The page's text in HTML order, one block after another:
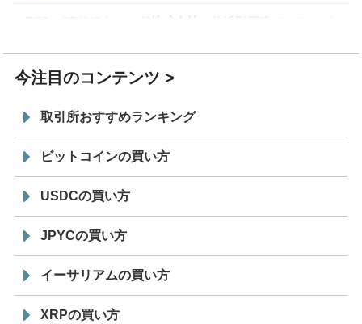
7/29
SBI VCトレード株式会社
信託型円建てステーブル
今注目のコンテンツ
取引所おすすめランキング
ビットコインの買い方
USDCの買い方
JPYCの買い方
イーサリアムの買い方
XRPの買い方